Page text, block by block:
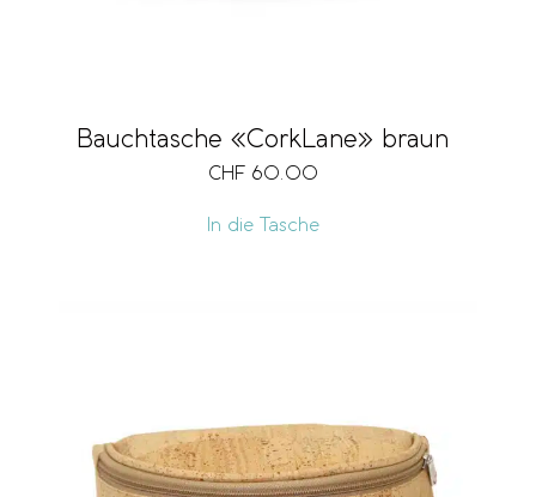
Bauchtasche «CorkLane» braun
CHF 60.00
In die Tasche